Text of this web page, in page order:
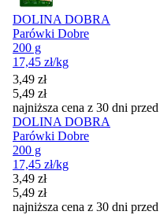
DOLINA DOBRA
Parówki Dobre
200 g
17,45 zł/kg
Cena promocyjna
3,49 zł
5,49 zł
najniższa cena z 30 dni
DOLINA DOBRA
Parówki Dobre
200 g
17,45 zł/kg
Cena promocyjna
3,49 zł
5,49 zł
najniższa cena z 30 dni